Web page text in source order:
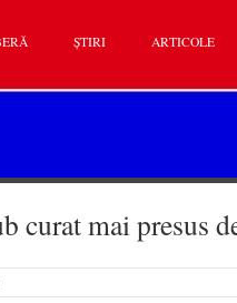
ȘTIRI ARTICOLE
curat mai presus